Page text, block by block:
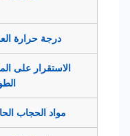
درجة حرارة العمل
الاستقرار على المدى
الطويل
مواد الحجاب الحاجز